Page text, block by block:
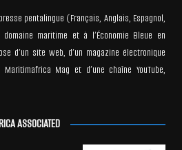
pentalingue (Français, Anglais, Espagnol,
maritime et à l’Économie Bleue en
d’un site web, d’un magazine électronique
Mag et d’une chaîne YouTube,
ASSOCIATED